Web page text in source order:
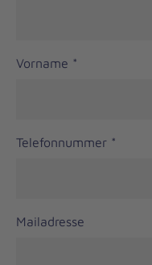
Vorname *
Telefonnummer *
Mailadresse